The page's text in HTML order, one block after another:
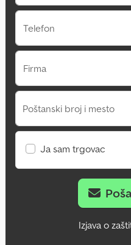
Telefon
Firma
Poštanski broj i mesto
Ja sam trgovac
Izjava o